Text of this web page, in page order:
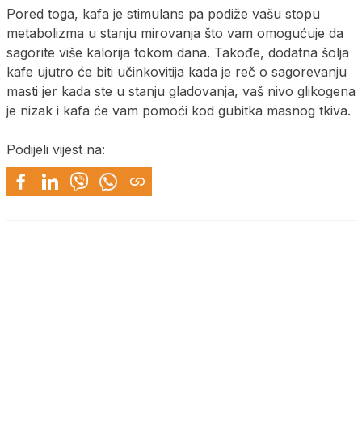
Pored toga, kafa je stimulans pa podiže vašu stopu
metabolizma u stanju mirovanja što vam omogućuje da
sagorite više kalorija tokom dana. Takođe, dodatna šolja
kafe ujutro će biti učinkovitija kada je reč o sagorevanju
masti jer kada ste u stanju gladovanja, vaš nivo glikogena
je nizak i kafa će vam pomoći kod gubitka masnog tkiva.
Podijeli vijest na: